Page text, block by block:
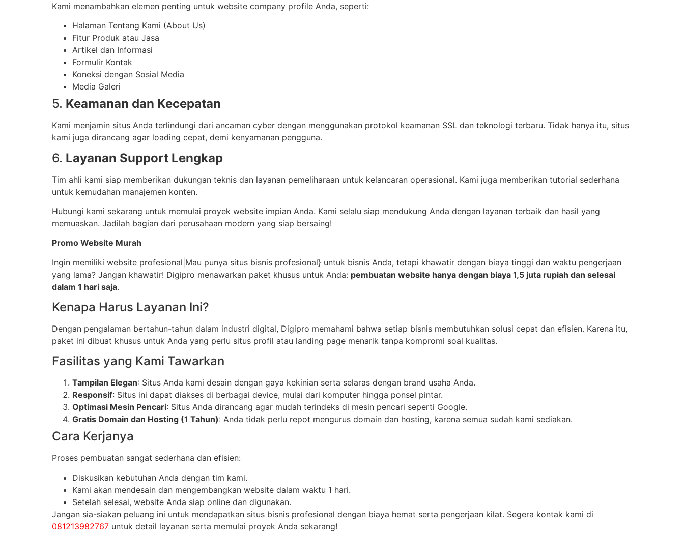
Kami menambahkan elemen penting untuk website company profile Anda, seperti:
Halaman Tentang Kami (About Us)
Fitur Produk atau Jasa
Artikel dan Informasi
Formulir Kontak
Koneksi dengan Sosial Media
Media Galeri
5. Keamanan dan Kecepatan
Kami menjamin situs Anda terlindungi dari ancaman cyber dengan menggunakan protokol keamanan SSL dan teknologi terbaru. Tidak hanya itu, situs
kami juga dirancang agar loading cepat, demi kenyamanan pengguna.
6. Layanan Support Lengkap
Tim ahli kami siap memberikan dukungan teknis dan layanan pemeliharaan untuk kelancaran operasional. Kami juga memberikan tutorial sederhana
untuk kemudahan manajemen konten.
Hubungi kami sekarang untuk memulai proyek website impian Anda. Kami selalu siap mendukung Anda dengan layanan terbaik dan hasil yang
memuaskan. Jadilah bagian dari perusahaan modern yang siap bersaing!
Promo Website Murah
Ingin memiliki website profesional|Mau punya situs bisnis profesional} untuk bisnis Anda, tetapi khawatir dengan biaya tinggi dan waktu pengerjaan
yang lama? Jangan khawatir! Digipro menawarkan paket khusus untuk Anda: pembuatan website hanya dengan biaya 1,5 juta rupiah dan selesai
dalam 1 hari saja.
Kenapa Harus Layanan Ini?
Dengan pengalaman bertahun-tahun dalam industri digital, Digipro memahami bahwa setiap bisnis membutuhkan solusi cepat dan efisien. Karena itu,
paket ini dibuat khusus untuk Anda yang perlu situs profil atau landing page menarik tanpa kompromi soal kualitas.
Fasilitas yang Kami Tawarkan
Tampilan Elegan: Situs Anda kami desain dengan gaya kekinian serta selaras dengan brand usaha Anda.
Responsif: Situs ini dapat diakses di berbagai device, mulai dari komputer hingga ponsel pintar.
Optimasi Mesin Pencari: Situs Anda dirancang agar mudah terindeks di mesin pencari seperti Google.
Gratis Domain dan Hosting (1 Tahun): Anda tidak perlu repot mengurus domain dan hosting, karena semua sudah kami sediakan.
Cara Kerjanya
Proses pembuatan sangat sederhana dan efisien:
Diskusikan kebutuhan Anda dengan tim kami.
Kami akan mendesain dan mengembangkan website dalam waktu 1 hari.
Setelah selesai, website Anda siap online dan digunakan.
Jangan sia-siakan peluang ini untuk mendapatkan situs bisnis profesional dengan biaya hemat serta pengerjaan kilat. Segera kontak kami di
081213982767 untuk detail layanan serta memulai proyek Anda sekarang!